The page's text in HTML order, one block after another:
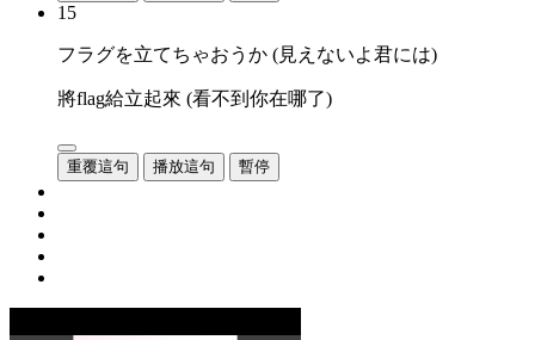
15
フラグを立てちゃおうか (見えないよ君には)
將flag給立起來 (看不到你在哪了)
重覆這句 播放這句 暫停